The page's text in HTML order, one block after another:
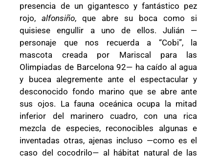
presencia de un gigantesco y fantástico pez
rojo,alfonsiño, que abre su boca como si
quisiese engullir a uno de ellos. Julián —
personaje que nos recuerda a “Cobi”, la
mascota creada por Mariscal para las
Olimpiadas de Barcelona 92— ha caído al agua
y bucea alegremente ante el espectacular y
desconocido fondo marino que se abre ante
sus ojos. La fauna oceánica ocupa la mitad
inferior del marinero cuadro, con una rica
mezcla de especies, reconocibles algunas e
inventadas otras, ajenas incluso —como es el
caso del cocodrilo— al hábitat natural de las